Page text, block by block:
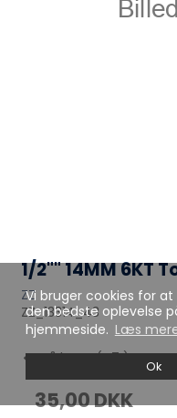
Vi bruger cookies for
den bedste oplevelse
hjemmeside. Læs
Ok
1/2"" 14MM 6KT
ZZ
ZZ_13314_43
På lager (47 )
35,00 DKK